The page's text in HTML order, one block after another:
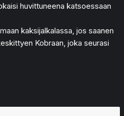
huvittuneena katsoessaan
kaksijalkalassa, jos saanen
Kobraan, joka seurasi